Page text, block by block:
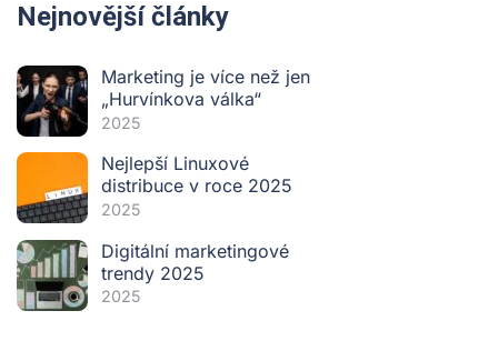
Nejnovější články
Marketing je více než jen
„Hurvínkova válka“
2025
Nejlepší Linuxové
distribuce v roce 2025
2025
Digitální marketingové
trendy 2025
2025